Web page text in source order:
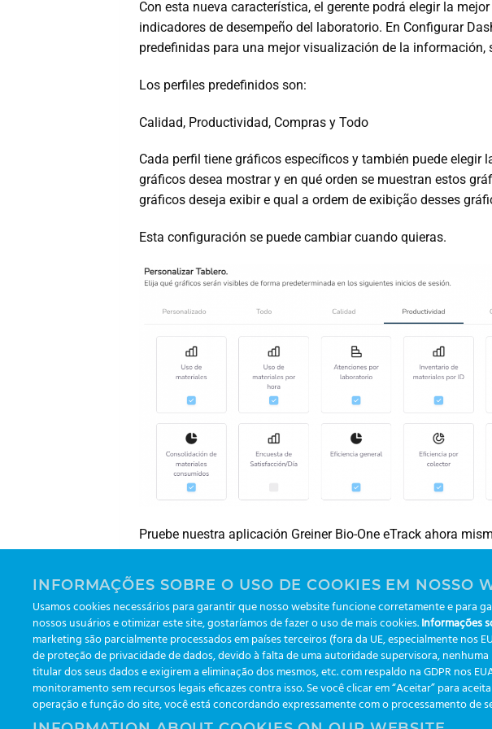
Con esta nueva característica, el gerente podrá elegir la
indicadores de desempeño del laboratorio. En Configurar
predefinidas para una mejor visualización de la información,
Los perfiles predefinidos son:
Calidad, Productividad, Compras y Todo
Cada perfil tiene gráficos específicos y también puede elegir
gráficos desea mostrar y en qué orden se muestran estos
gráficos deseja exibir e qual a ordem de exibição desses
Esta configuración se puede cambiar cuando quieras.
Pruebe nuestra aplicación Greiner Bio-One eTrack ahora
su rutina de laboratorio.
Nuevo tablero Greiner Bio-One eTrack
INFORMAÇÕES SOBRE O USO DE COOKIES EM NOSSO
Usamos cookies necessários para garantir que nosso website funcione corretamente e para
nossos usuários e otimizar este site, gostaríamos de fazer o uso de mais cookies.Informações
marketing são parcialmente processados em países terceiros (fora da UE, especialmente nos
de proteção de privacidade de dados, devido à falta de uma autoridade supervisora,
titular dos seus dados e exigirem a eliminação dos mesmos, etc. com respaldo na GDPR nos
monitoramento sem recursos legais eficazes contra isso. Se você clicar em “Aceitar” para
operação e função do site, você está concordando expressamente com o processamento de